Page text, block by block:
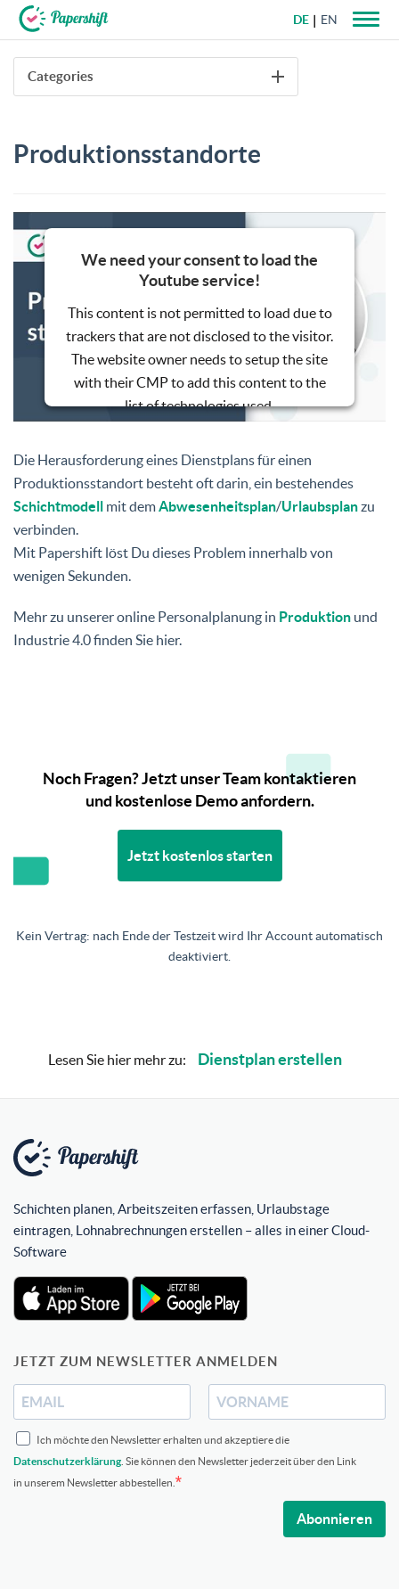
+49 721 50 95 79 69
DE EN
Categories
Produktionsstandorte
We need your consent to load the
Youtube service!
This content is not permitted to load due to
trackers that are not disclosed to the visitor.
The website owner needs to setup the site
with their CMP to add this content to the
list of technologies used.
Powered byUsercentrics Consent
Die Herausforderung eines Dienstplans für einen
Produktionsstandort besteht oft darin, ein bestehendes
Schichtmodell mit demAbwesenheitsplan/Urlaubsplanzu
verbinden.
Mit Papershift löst Du dieses Problem innerhalb von
wenigen Sekunden.
Mehr zu unserer online Personalplanung in Produktion und
Industrie 4.0 finden Sie hier.
Noch Fragen? Jetzt unser Team kontaktieren
und kostenlose Demo anfordern.
Jetzt kostenlos starten
Kein Vertrag: nach Ende der Testzeit wird Ihr Account automatisch
deaktiviert.
Lesen Sie hier mehr zu: Dienstplan erstellen
Schichten planen, Arbeitszeiten erfassen, Urlaubstage
eintragen, Lohnabrechnungen erstellen – alles in einer Cloud-
Software
JETZT ZUM NEWSLETTER ANMELDEN
Ich möchte den Newsletter erhalten und akzeptiere die
Datenschutzerklärung . Sie können den Newsletter jederzeit über den Link
in unserem Newsletter abbestellen.
Abonnieren